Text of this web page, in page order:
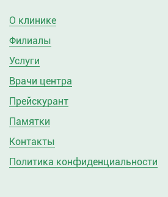
О клинике
Филиалы
Услуги
Врачи центра
Прейскурант
Памятки
Контакты
Политика конфиденциальности